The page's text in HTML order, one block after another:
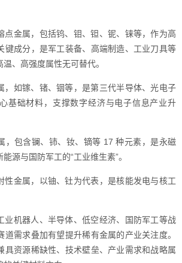
点金属，包括钨、钼、钽、铌、铼等，作为高
键成分，是军工装备、高端制造、工业刀具等
、高强度属性无可替代。
，如镓、锗、铟等，是第三代半导体、光电子
基础材料，支撑数字经济与电子信息产业升
，包含镧、铈、钕、镝等 17 种元素，是永磁
源与国防军工的“工业维生素”。
性金属，以铀、钍为代表，是核能发电与核工
业机器人、半导体、低空经济、国防军工等战
道需求叠加有望提升稀有金属的产业关注度。
具资源稀缺性、技术壁垒、产业需求和战略属